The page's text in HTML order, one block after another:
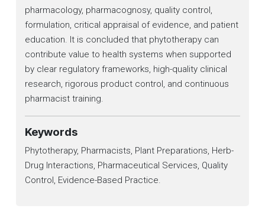
pharmacology, pharmacognosy, quality control,
formulation, critical appraisal of evidence, and patient
education. It is concluded that phytotherapy can
contribute value to health systems when supported
by clear regulatory frameworks, high-quality clinical
research, rigorous product control, and continuous
pharmacist training.
Keywords
Phytotherapy, Pharmacists, Plant Preparations, Herb-
Drug Interactions, Pharmaceutical Services, Quality
Control, Evidence-Based Practice.